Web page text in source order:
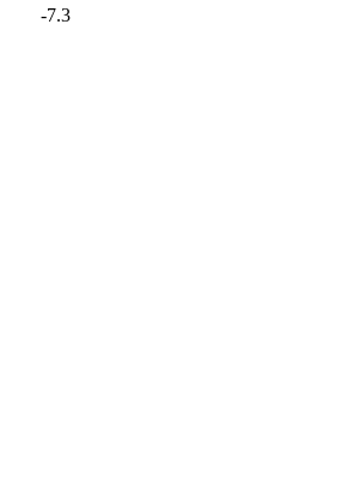
-7.3